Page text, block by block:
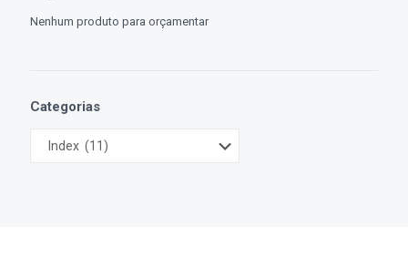
Nenhum produto para orçamentar
Categorias